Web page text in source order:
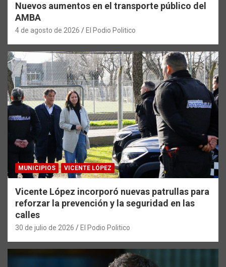
Nuevos aumentos en el transporte público del
AMBA
4 de agosto de 2026 El Podio Politico
MUNICIPIOS VICENTE LÓPEZ
Vicente López incorporó nuevas patrullas para
reforzar la prevención y la seguridad en las
calles
30 de julio de 2026 El Podio Politico